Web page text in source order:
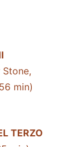
Stone,
min)
TERZO